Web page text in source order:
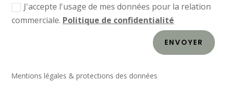
J'accepte l'usage de mes données pour la relation
commerciale. Politique de confidentialité
ENVOYER
Mentions légales & protections des données